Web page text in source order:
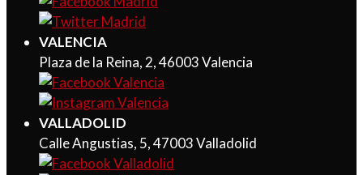
VALENCIA
Plaza de la Reina, 2, 46003 Valencia
VALLADOLID
Calle Angustias, 5, 47003 Valladolid